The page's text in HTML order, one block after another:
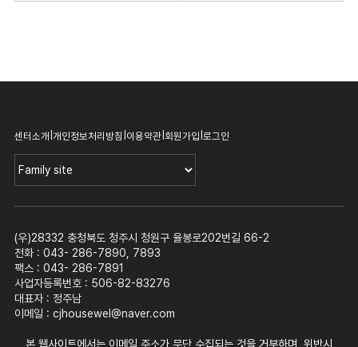
센터소개 개인정보처리방침 이용약관| 회원가입 로그인
(우)28332 충청북도 청주시 청원구 율봉로202번길 66-2
전화 : 043- 286-7890, 7893
팩스 : 043- 286-7891
사업자등록번호 : 506-82-83276
대표자 : 정주남
이메일 : cjhousewel@naver.com
본 웹사이트에서는 이메일 주소가 무단 수집되는 것을 거부하며, 위반시